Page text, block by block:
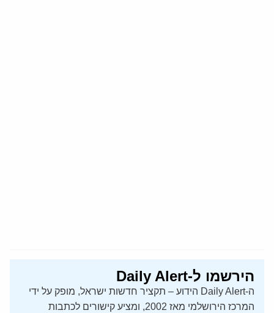
הירשמו ל-Daily Alert
ה-Daily Alert הידוע – תקציר חדשות ישראל, מופק על ידי
המרכז הירושלמי מאז 2002, ומציע קישורים לכתבות